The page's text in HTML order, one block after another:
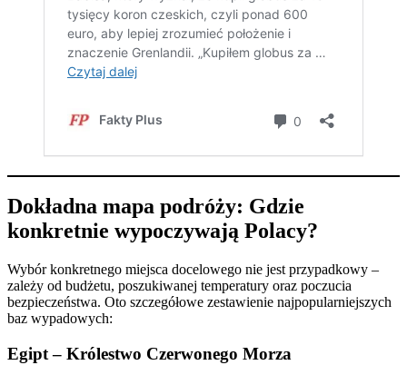
Dokładna mapa podróży: Gdzie
konkretnie wypoczywają Polacy?
Wybór konkretnego miejsca docelowego nie jest przypadkowy –
zależy od budżetu, poszukiwanej temperatury oraz poczucia
bezpieczeństwa. Oto szczegółowe zestawienie najpopularniejszych
baz wypadowych:
Egipt – Królestwo Czerwonego Morza